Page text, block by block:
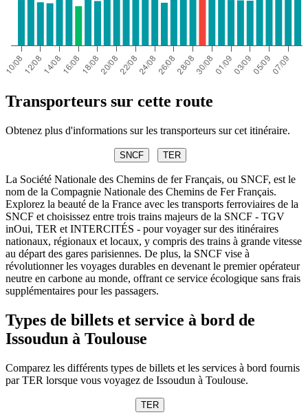
Transporteurs sur cette route
Obtenez plus d'informations sur les transporteurs sur cet itinéraire.
SNCF TER
La Société Nationale des Chemins de fer Français, ou SNCF, est le
nom de la Compagnie Nationale des Chemins de Fer Français.
Explorez la beauté de la France avec les transports ferroviaires de la
SNCF et choisissez entre trois trains majeurs de la SNCF - TGV
inOui, TER et INTERCITÉS - pour voyager sur des itinéraires
nationaux, régionaux et locaux, y compris des trains à grande vitesse
au départ des gares parisiennes. De plus, la SNCF vise à
révolutionner les voyages durables en devenant le premier opérateur
neutre en carbone au monde, offrant ce service écologique sans frais
supplémentaires pour les passagers.
Types de billets et service à bord de
Issoudun à Toulouse
Comparez les différents types de billets et les services à bord fournis
par TER lorsque vous voyagez de Issoudun à Toulouse.
TER